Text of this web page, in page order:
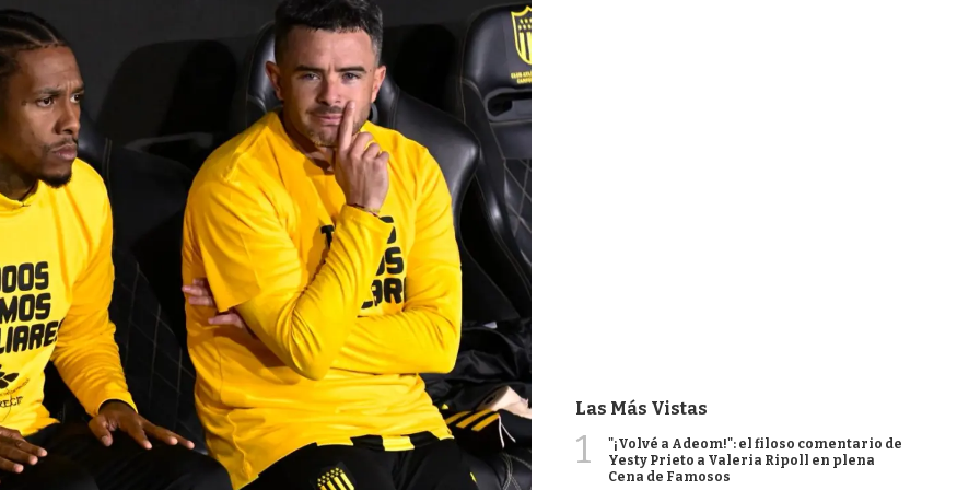
Las Más Vistas
1
"¡Volvé a Adeom!": el filoso comentario de
Yesty Prieto a Valeria Ripoll en plena
Cena de Famosos